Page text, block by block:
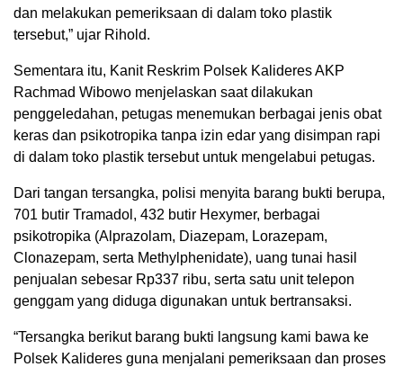
dan melakukan pemeriksaan di dalam toko plastik
tersebut,” ujar Rihold.
Sementara itu, Kanit Reskrim Polsek Kalideres AKP
Rachmad Wibowo menjelaskan saat dilakukan
penggeledahan, petugas menemukan berbagai jenis obat
keras dan psikotropika tanpa izin edar yang disimpan rapi
di dalam toko plastik tersebut untuk mengelabui petugas.
Dari tangan tersangka, polisi menyita barang bukti berupa, ​
701 butir Tramadol, ​432 butir Hexymer, berbagai
psikotropika (Alprazolam, Diazepam, Lorazepam,
Clonazepam, serta Methylphenidate), uang tunai hasil
penjualan sebesar Rp337 ribu, serta satu unit telepon
genggam yang diduga digunakan untuk bertransaksi.
“Tersangka berikut barang bukti langsung kami bawa ke
Polsek Kalideres guna menjalani pemeriksaan dan proses